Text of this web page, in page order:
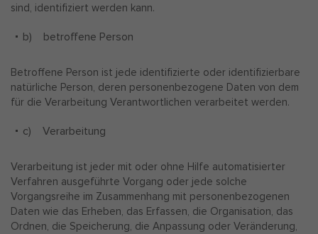
sind, identifiziert werden kann.
b) betroffene Person
Betroffene Person ist jede identifizierte oder identifizierbare
natürliche Person, deren personenbezogene Daten von dem
für die Verarbeitung Verantwortlichen verarbeitet werden.
c) Verarbeitung
Verarbeitung ist jeder mit oder ohne Hilfe automatisierter
Verfahren ausgeführte Vorgang oder jede solche
Vorgangsreihe im Zusammenhang mit personenbezogenen
Daten wie das Erheben, das Erfassen, die Organisation, das
Ordnen, die Speicherung, die Anpassung oder Veränderung,